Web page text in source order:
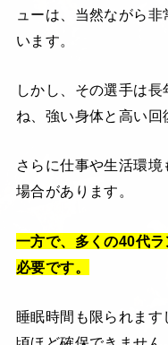
ューは、当然ながら
います。
しかし、その選手は
ね、強い身体と高い回
さらに仕事や生活環
場合があります。
一方で、多くの40代
必要です。
睡眠時間も限られま